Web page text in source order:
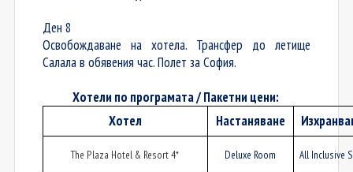
Ден 8
Освобождаване на хотела. Трансфер до летище
Салала в обявения час. Полет за София.
Хотели по програмата / Пакетни цени:
Хотел
Настаняване
The Plaza Hotel & Resort 4* Deluxe Room All Inclusive